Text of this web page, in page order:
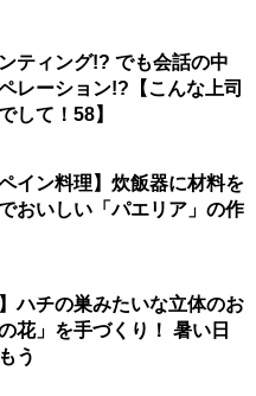
ティング!? でも会話の中
レーション!?【こんな上司
して！58】
イン料理】炊飯器に材料を
おいしい「パエリア」の作
ハチの巣みたいな立体のお
花」を手づくり！ 暑い日
う